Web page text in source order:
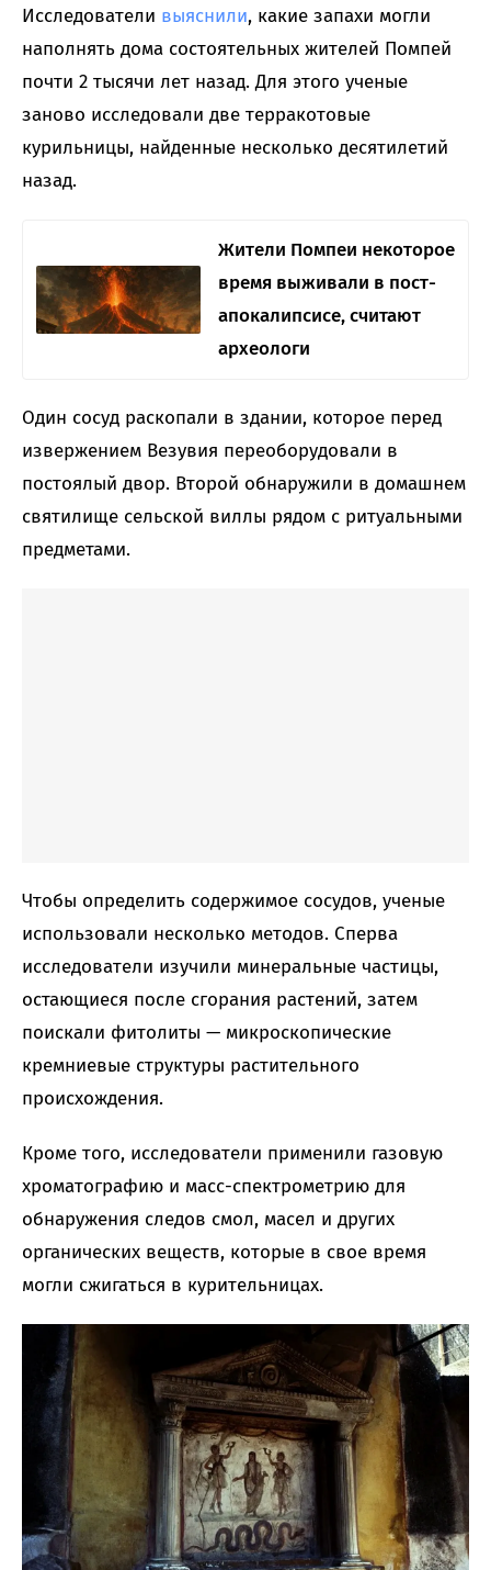
Исследователи выяснили, какие запахи могли
наполнять дома состоятельных жителей Помпей
почти 2 тысячи лет назад. Для этого ученые
заново исследовали две терракотовые
курильницы, найденные несколько десятилетий
назад.
Жители Помпеи некоторое
время выживали в пост-
апокалипсисе, считают
археологи
Один сосуд раскопали в здании, которое перед
извержением Везувия переоборудовали в
постоялый двор. Второй обнаружили в домашнем
святилище сельской виллы рядом с ритуальными
предметами.
Чтобы определить содержимое сосудов, ученые
использовали несколько методов. Сперва
исследователи изучили минеральные частицы,
остающиеся после сгорания растений, затем
поискали фитолиты — микроскопические
кремниевые структуры растительного
происхождения.
Кроме того, исследователи применили газовую
хроматографию и масс-спектрометрию для
обнаружения следов смол, масел и других
органических веществ, которые в свое время
могли сжигаться в курительницах.